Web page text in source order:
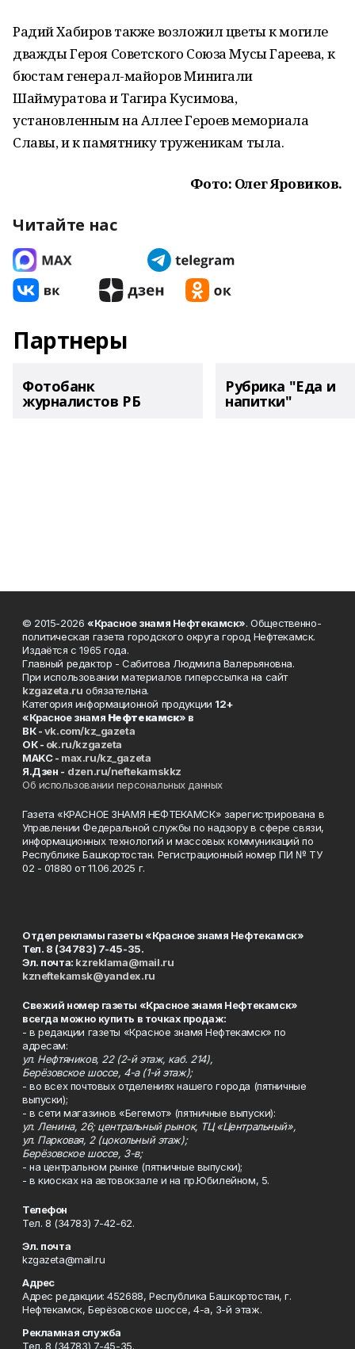
Радий Хабиров также возложил цветы к могиле
дважды Героя Советского Союза Мусы Гареева, к
бюстам генерал-майоров Минигали
Шаймуратова и Тагира Кусимова,
установленным на Аллее Героев мемориала
Славы, и к памятнику труженикам тыла.
Фото: Олег Яровиков.
Читайте нас
Партнеры
Фотобанк
журналистов РБ
Рубрика "Еда и
напитки"
© 2015-2026 «Красное знамя Нефтекамск». Общественно-
политическая газета городского округа город Нефтекамск.
Издаётся с 1965 года.
Главный редактор - Сабитова Людмила Валерьяновна.
При использовании материалов гиперссылка на сайт
kzgazeta.ru обязательна.
Категория информационной продукции 12+
«Красное знамя Нефтекамск» в
ВК -vk.com/kz_gazeta
ОК - ok.ru/kzgazeta
MAKC - max.ru/kz_gazeta
Я.Дзен - dzen.ru/neftekamskkz
Об использовании персональных данных
Газета «КРАСНОЕ ЗНАМЯ НЕФТЕКАМСК» зарегистрирована в
Управлении Федеральной службы по надзору в сфере связи,
информационных технологий и массовых коммуникаций по
Республике Башкортостан. Регистрационный номер ПИ № ТУ
02 - 01880 от 11.06.2025 г.
Отдел рекламы газеты «Красное знамя Нефтекамск»
Тел. 8 (34783) 7-45-35.
Эл. почта: kzreklama@mail.ru
kzneftekamsk@yandex.ru
Свежий номер газеты «Красное знамя Нефтекамск»
всегда можно купить в точках продаж:
- в редакции газеты «Красное знамя Нефтекамск» по
адресам:
ул. Нефтяников, 22 (2-й этаж, каб. 214),
Берёзовское шоссе, 4-а (1-й этаж);
- во всех почтовых отделениях нашего города (пятничные
выпуски);
- в сети магазинов «Бегемот» (пятничные выпуски):
ул. Ленина, 26; центральный рынок, ТЦ «Центральный»,
ул. Парковая, 2 (цокольный этаж);
Берёзовское шоссе, 3-в;
- на центральном рынке (пятничные выпуски);
- в киосках на автовокзале и на пр.Юбилейном, 5.
Телефон
Тел. 8 (34783) 7-42-62.
Эл. почта
kzgazeta@mail.ru
Адрес
Адрес редакции: 452688, Республика Башкортостан, г.
Нефтекамск, Берёзовское шоссе, 4-а, 3-й этаж.
Рекламная служба
Тел. 8 (34783) 7-45-35.